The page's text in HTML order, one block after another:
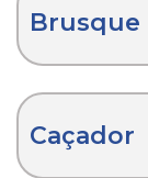
Brusque
Caçador